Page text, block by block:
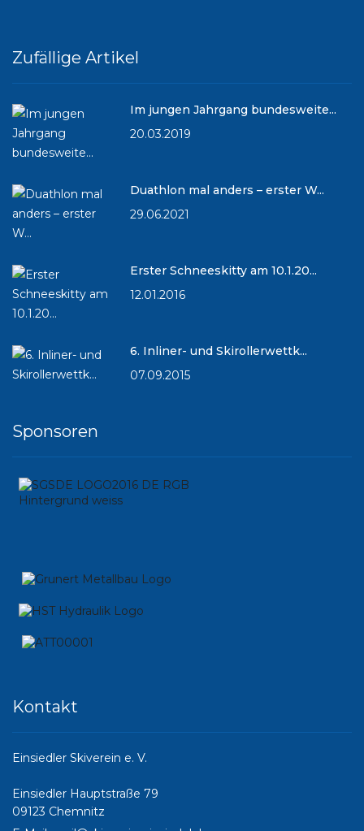
Zufällige Artikel
Im jungen Jahrgang bundesweite...
20.03.2019
Duathlon mal anders – erster W...
29.06.2021
Erster Schneeskitty am 10.1.20...
12.01.2016
6. Inliner- und Skirollerwettk...
07.09.2015
Sponsoren
Kontakt
Einsiedler Skiverein e. V.
Einsiedler Hauptstraße 79
09123 Chemnitz